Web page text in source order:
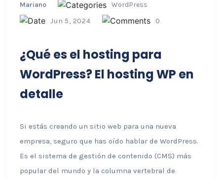
Mariano
WordPress
Jun 5, 2024
0
¿Qué es el hosting para
WordPress? El hosting WP en
detalle
Si estás creando un sitio web para una nueva
empresa, seguro que has oído hablar de WordPress.
Es el sistema de gestión de contenido (CMS) más
popular del mundo y la columna vertebral de